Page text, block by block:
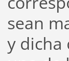
sean
y dicha